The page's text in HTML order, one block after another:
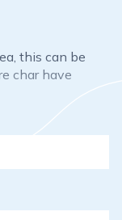
this can be
char have